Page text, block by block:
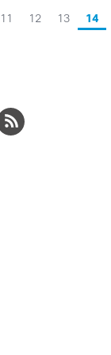
11 12 13 14